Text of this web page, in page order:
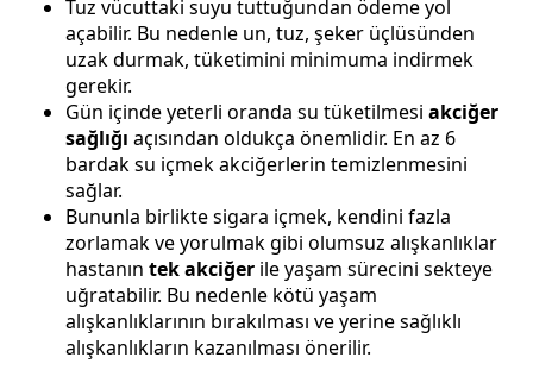
Tuz vücuttaki suyu tuttuğundan ödeme yol
açabilir. Bu nedenle un, tuz, şeker üçlüsünden
uzak durmak, tüketimini minimuma indirmek
gerekir.
Gün içinde yeterli oranda su tüketilmesi akciğer
sağlığı açısından oldukça önemlidir. En az 6
bardak su içmek akciğerlerin temizlenmesini
sağlar.
Bununla birlikte sigara içmek, kendini fazla
zorlamak ve yorulmak gibi olumsuz alışkanlıklar
hastanın tek akciğer ile yaşam sürecini sekteye
uğratabilir. Bu nedenle kötü yaşam
alışkanlıklarının bırakılması ve yerine sağlıklı
alışkanlıkların kazanılması önerilir.